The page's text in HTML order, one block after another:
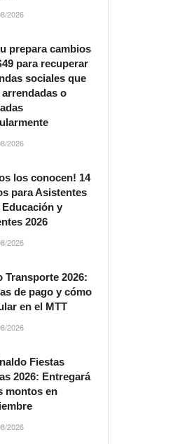
2026
prepara cambios
para recuperar
sociales que
arrendadas o
2026
los conocen! 14
para Asistentes
Educación y
2026
2026
Transporte 2026:
de pago y cómo
en el MTT
2026
Fiestas
2026: Entregará
montos en
2026